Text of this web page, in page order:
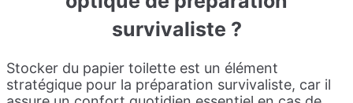
survivaliste ?
Stocker du papier toilette est un élément
stratégique pour la préparation survivaliste, car il